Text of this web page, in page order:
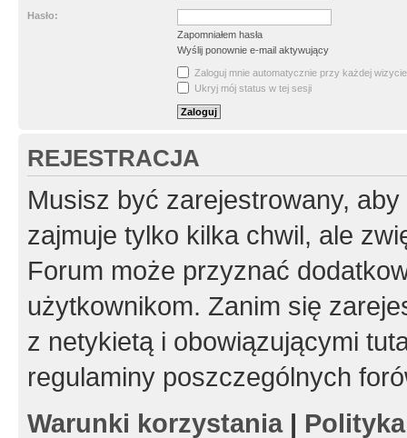
Hasło:
Zapomniałem hasła
Wyślij ponownie e-mail aktywujący
Zaloguj mnie automatycznie przy każdej wizycie
Ukryj mój status w tej sesji
REJESTRACJA
Musisz być zarejestrowany,
zajmuje tylko kilka chwil, ale
Forum może przyznać
użytkownikom. Zanim się
z netykietą i obowiązującymi
regulaminy poszczególnych
Warunki korzystania|